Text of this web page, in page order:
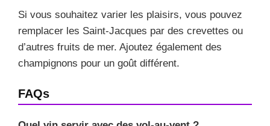
Si vous souhaitez varier les plaisirs, vous pouvez
remplacer les Saint-Jacques par des crevettes ou
d’autres fruits de mer. Ajoutez également des
champignons pour un goût différent.
FAQs